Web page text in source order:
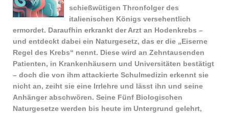
schießwütigen Thronfolger des
italienischen Königs versehentlich
ermordet. Daraufhin erkrankt der Arzt an Hodenkrebs –
und entdeckt dabei ein Naturgesetz, das er die „Eiserne
Regel des Krebs“ nennt. Diese wird an Zehntausenden
Patienten, in Krankenhäusern und Universitäten bestätigt
– doch die von ihm attackierte Schulmedizin erkennt sie
nicht an, zeiht sie eine Irrlehre und lässt ihn und seine
Anhänger abschwören. Seine Fünf Biologischen
Naturgesetze werden bis heute im Untergrund gelehrt,